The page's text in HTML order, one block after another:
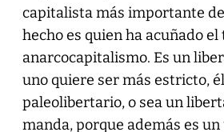
capitalista más importante
hecho es quien ha acuñado
anarcocapitalismo. Es un
uno quiere ser más estricto,
paleolibertario, o sea un
manda, porque además es